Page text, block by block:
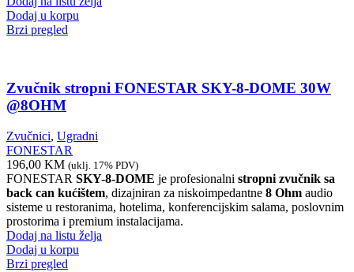
Dodaj u korpu
Brzi pregled
Zvučnik stropni FONESTAR SKY-8-DOME 30W
@8OHM
Zvučnici, Ugradni
FONESTAR
196,00 KM (uklj. 17% PDV)
FONESTAR SKY-8-DOME je profesionalni stropni zvučnik sa
back can kućištem, dizajniran za niskoimpedantne 8 Ohm audio
sisteme u restoranima, hotelima, konferencijskim salama, poslovnim
prostorima i premium instalacijama.
Dodaj na listu želja
Dodaj u korpu
Brzi pregled